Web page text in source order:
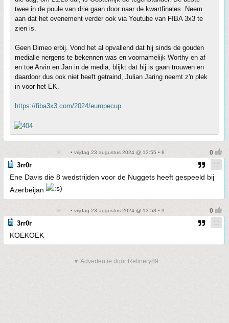
twee in de poule van drie gaan door naar de kwartfinales. Neem
aan dat het evenement verder ook via Youtube van FIBA 3x3 te
zien is.
Geen Dimeo erbij. Vond het al opvallend dat hij sinds de gouden
medialle nergens te bekennen was en voornamelijk Worthy en af
en toe Arvin en Jan in de media, blijkt dat hij is gaan trouwen en
daardoor dus ook niet heeft getraind, Julian Jaring neemt z'n plek
in voor het EK.
https://fiba3x3.com/2024/europecup
• vrijdag 23 augustus 2024 @ 13:55 • 8
3rr0r
Ene Davis die 8 wedstrijden voor de Nuggets heeft gespeeld bij
Azerbeijan
• vrijdag 23 augustus 2024 @ 13:58 • 9
3rr0r
KOEKOEK
▼ Advertentie door Refinery89